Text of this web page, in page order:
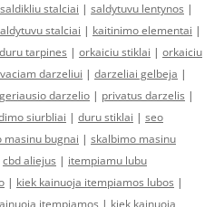
stalciai | saldytuvu lentynos |
stalciai | kaitinimo elementai |
tarpines | orkaiciu stiklai | orkaiciu
darzeliui | darzeliai gelbeja |
darzelio | privatus darzelis |
siurbliai | duru stiklai | seo
masinu bugnai | skalbimo masinu
cbd aliejus | itempiamu lubu
| kiek kainuoja itempiamos lubos |
itempiamos | kiek kainuoja